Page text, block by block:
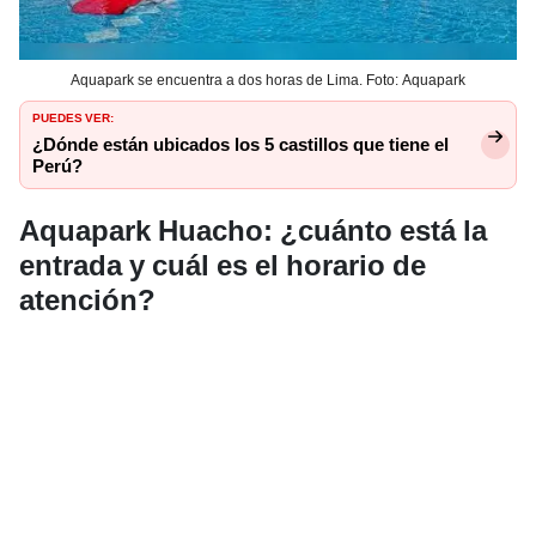
Aquapark se encuentra a dos horas de Lima. Foto: Aquapark
PUEDES VER:
¿Dónde están ubicados los 5 castillos que tiene el
Perú?
Aquapark Huacho: ¿cuánto está la
entrada y cuál es el horario de
atención?